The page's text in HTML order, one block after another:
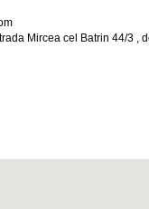
Mircea cel Batrin 44/3 ,